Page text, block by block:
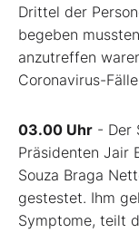
Drittel der
begeben
anzutreffen
Coronavirus-
03.00 Uhr - Der
Präsidenten Jair
Souza Braga
gestestet. Ihm
Symptome, teilt